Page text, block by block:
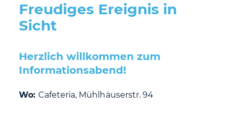
Freudiges Ereignis in
Sicht
Herzlich willkommen zum
Informationsabend!
Wo: Cafeteria, Mühlhäuserstr. 94